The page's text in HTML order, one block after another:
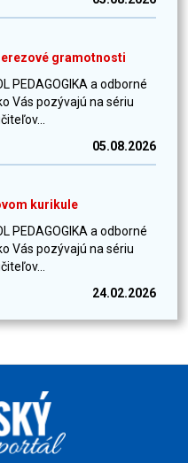
gramotnosti
PEDAGOGIKA a odborné
Vás pozývajú na sériu
05.08.2026
kurikule
PEDAGOGIKA a odborné
Vás pozývajú na sériu
24.02.2026